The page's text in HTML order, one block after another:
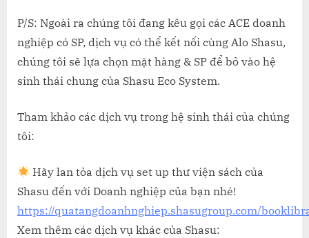
P/S: Ngoài ra chúng tôi đang kêu gọi các ACE doanh
nghiệp có SP, dịch vụ có thể kết nối cùng Alo Shasu,
chúng tôi sẽ lựa chọn mặt hàng & SP để bỏ vào hệ
sinh thái chung của Shasu Eco System.
Tham khảo các dịch vụ trong hệ sinh thái của chúng
tôi:
Hãy lan tỏa dịch vụ set up thư viện sách của
Shasu đến với Doanh nghiệp của bạn nhé!
https://quatangdoanhnghiep.shasugroup.com/
Xem thêm các dịch vụ khác của Shasu: